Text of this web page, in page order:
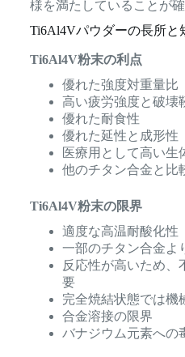
様を満たしていることが確
Ti6Al4Vパウダーの長所と
Ti6Al4V粉末の利点
優れた強度対重量比
高い疲労強度と破壊
優れた耐食性
優れた延性と成形性
医療用として高い生
他のチタン合金と比
Ti6Al4V粉末の限界
適度な高温耐酸化性
一部のチタン合金よ
反応性が高いため、
要
完全焼結状態では機
合金溶接の限界
バナジウム元素への